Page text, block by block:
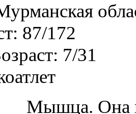
87/172
7/31
Мышца. Она